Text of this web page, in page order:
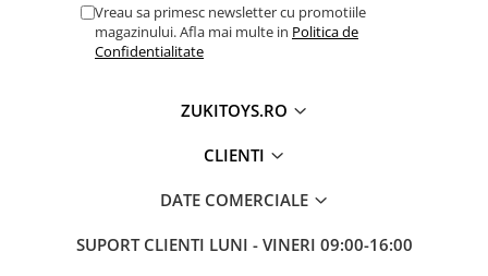
Vreau sa primesc newsletter cu promotiile
magazinului. Afla mai multe in Politica de
Confidentialitate
ZUKITOYS.RO
CLIENTI
DATE COMERCIALE
SUPORT CLIENTI LUNI - VINERI 09:00-16:00